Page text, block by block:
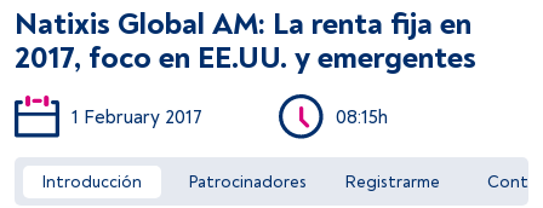
Natixis Global AM: La renta fija en
2017, foco en EE.UU. y emergentes
1 February 2017 08:15h
Introducción Patrocinadores Registrarme